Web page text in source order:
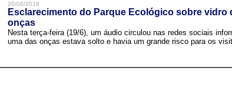
20/06/2018
Esclarecimento do Parque Ecológico sobre vidro
onças
Nesta terça-feira (19/6), um áudio circulou nas redes sociais
uma das onças estava solto e havia um grande risco para os